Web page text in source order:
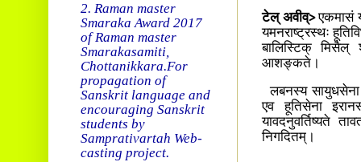
टेल् अवीव्>एकमासं
यमनराष्ट्रस्थः
बालिस्टिक् मिसैल्
आशङ्कते।
लबनस्य सायुधसेना
एव हूतिसेना
यावदनुवर्तिष्यते
निगदितम्।
2. Raman master
Smaraka Award 2017
of Raman master
Smarakasamiti,
Chottanikkara.For
propagation of
Sanskrit language and
encouraging Sanskrit
students by
Samprativartah Web-
casting project.